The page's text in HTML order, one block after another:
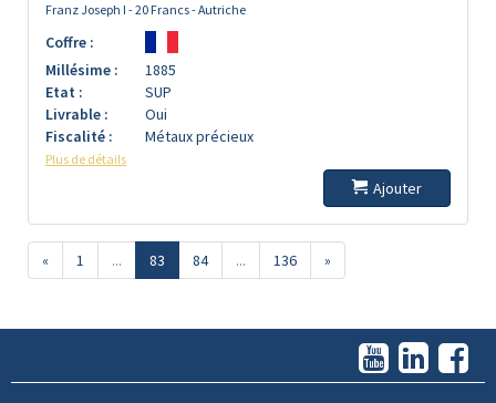
Franz Joseph I - 20 Francs - Autriche
Coffre :
Millésime :
1885
Etat :
SUP
Livrable :
Oui
Fiscalité :
Métaux précieux
Plus de détails
Ajouter
« 1 ... 83 84 ... 136 »